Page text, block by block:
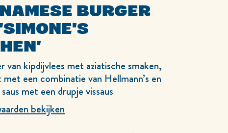
BURGER
van kipdijvlees met aziatische smaken,
een combinatie van Hellmann’s en
met een drupje vissaus
bekijken